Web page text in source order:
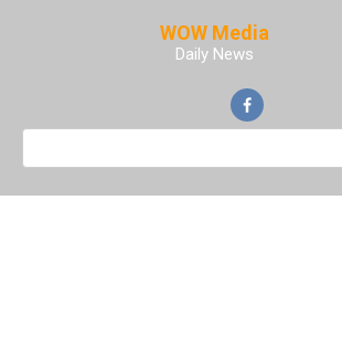
WOW Media
Daily News
Search: